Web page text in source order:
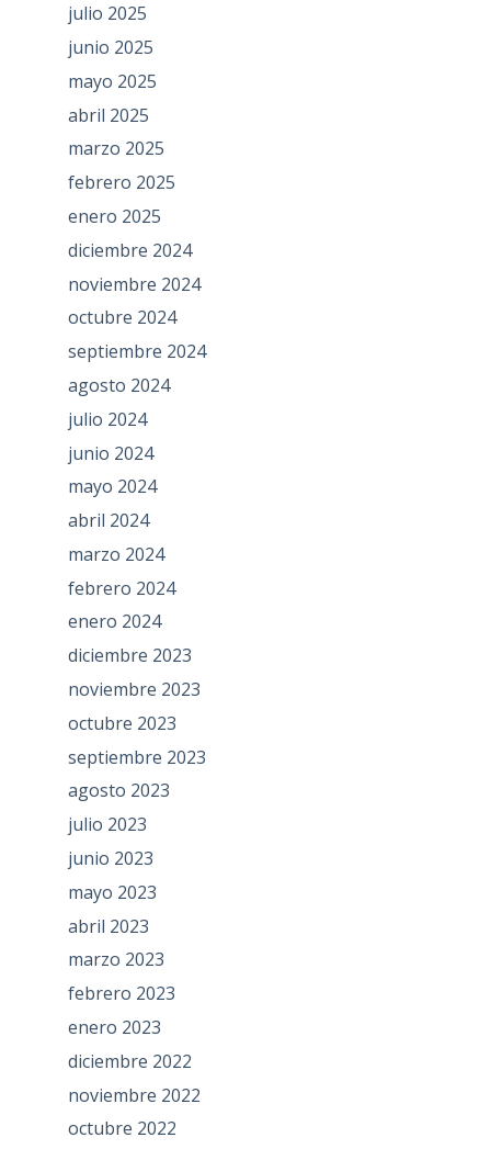
julio 2025
junio 2025
mayo 2025
abril 2025
marzo 2025
febrero 2025
enero 2025
diciembre 2024
noviembre 2024
octubre 2024
septiembre 2024
agosto 2024
julio 2024
junio 2024
mayo 2024
abril 2024
marzo 2024
febrero 2024
enero 2024
diciembre 2023
noviembre 2023
octubre 2023
septiembre 2023
agosto 2023
julio 2023
junio 2023
mayo 2023
abril 2023
marzo 2023
febrero 2023
enero 2023
diciembre 2022
noviembre 2022
octubre 2022